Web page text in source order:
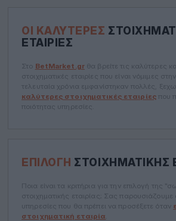
ΟΙ ΚΑΛΎΤΕΡΕΣ
ΕΤΑΙΡΊΕΣ
Στο BetMarket.grθα βρείτε τις καλύτερες
στοιχηματικές εταιρίες που είναι νόμιμες
τελευταία χρόνια εμφανίστηκαν πολλές,
καλύτερες στοιχηματικές εταιρίεςπου
ποιότητας υπηρεσίες.
ΕΠΙΛΟΓΉ ΣΤΟΙΧΗΜΑΤΙΚΉΣ
Ποια είναι τα κριτήρια για την επιλογή της
στοιχηματικής εταιρίας; Σας παρουσιάζουμε
υπηρεσίες που θα πρέπει να προσέξετε όταν
στοιχηματική εταιρία